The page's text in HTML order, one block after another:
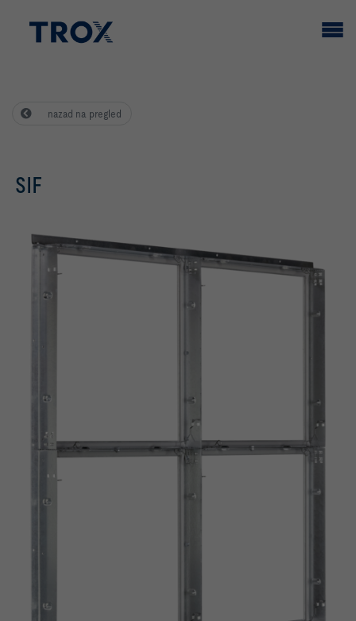
nazad na pregled
SIF